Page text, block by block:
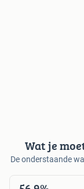
Wat je
De onderstaande